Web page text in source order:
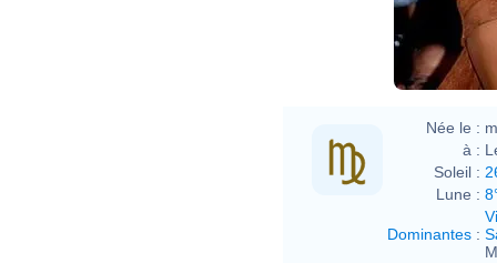
Née le :
à :
Soleil :
Lune :
Dominantes :